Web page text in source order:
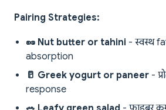
Pairing Strategies:
🥜 Nut butter or tahini - स्वस्थ
absorption
🥛 Greek yogurt or paneer -
response